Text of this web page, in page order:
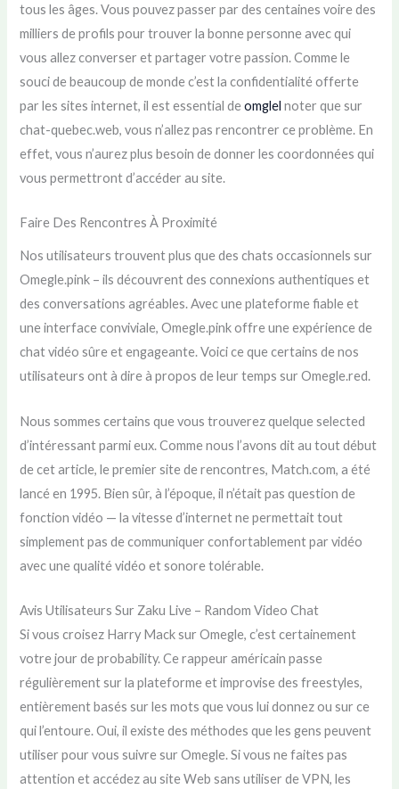
tous les âges. Vous pouvez passer par des centaines voire des
milliers de profils pour trouver la bonne personne avec qui
vous allez converser et partager votre passion. Comme le
souci de beaucoup de monde c’est la confidentialité offerte
par les sites internet, il est essential deomglel noter que sur
chat-quebec.web, vous n’allez pas rencontrer ce problème. En
effet, vous n’aurez plus besoin de donner les coordonnées qui
vous permettront d’accéder au site.
Faire Des Rencontres À Proximité
Nos utilisateurs trouvent plus que des chats occasionnels sur
Omegle.pink – ils découvrent des connexions authentiques et
des conversations agréables. Avec une plateforme fiable et
une interface conviviale, Omegle.pink offre une expérience de
chat vidéo sûre et engageante. Voici ce que certains de nos
utilisateurs ont à dire à propos de leur temps sur Omegle.red.
Nous sommes certains que vous trouverez quelque selected
d’intéressant parmi eux. Comme nous l’avons dit au tout début
de cet article, le premier site de rencontres, Match.com, a été
lancé en 1995. Bien sûr, à l’époque, il n’était pas question de
fonction vidéo — la vitesse d’internet ne permettait tout
simplement pas de communiquer confortablement par vidéo
avec une qualité vidéo et sonore tolérable.
Avis Utilisateurs Sur Zaku Live – Random Video Chat
Si vous croisez Harry Mack sur Omegle, c’est certainement
votre jour de probability. Ce rappeur américain passe
régulièrement sur la plateforme et improvise des freestyles,
entièrement basés sur les mots que vous lui donnez ou sur ce
qui l’entoure. Oui, il existe des méthodes que les gens peuvent
utiliser pour vous suivre sur Omegle. Si vous ne faites pas
attention et accédez au site Web sans utiliser de VPN, les